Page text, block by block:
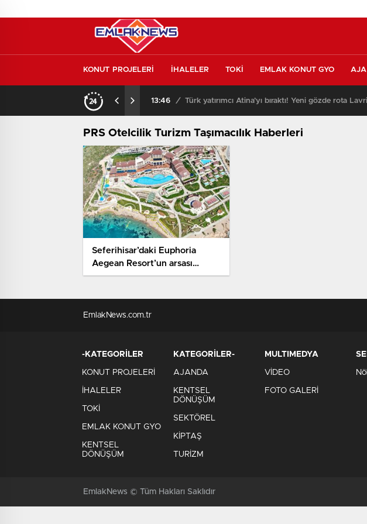
KONUT PROJELERİ İHALELER TOKİ EMLAK KONUT GYO
13:46 / Türk yatırımcı Atina’yı bıraktı! Yeni gözde rota
PRS Otelcilik Turizm Taşımacılık Haberleri
Seferihisar’daki Euphoria
Aegean Resort’un arsası
satılıyor
EmlakNews.com.tr
-KATEGORİLER
KONUT PROJELERİ
İHALELER
TOKİ
EMLAK KONUT GYO
KENTSEL
DÖNÜŞÜM
KATEGORİLER-
AJANDA
KENTSEL
DÖNÜŞÜM
SEKTÖREL
KİPTAŞ
TURİZM
MULTIMEDYA
VİDEO
FOTO GALERİ
EmlakNews © Tüm Hakları Saklıdır